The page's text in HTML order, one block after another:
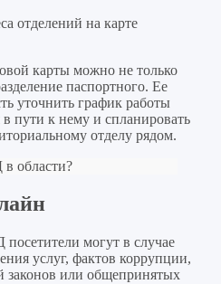
отделений на карте
карты можно не только
паспортного. Ее
уточнить график работы
в пути к нему и спланировать
отделу рядом.
в области?
могут в случае
услуг, фактов коррупции,
законов или общепринятых